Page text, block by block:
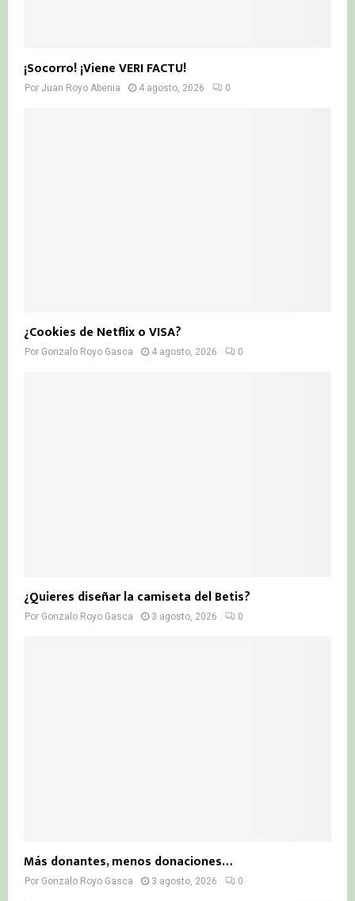
¡Socorro! ¡Viene VERI FACTU!
Por Juan Royo Abenia 4 agosto, 2026 0
¿Cookies de Netflix o VISA?
Por Gonzalo Royo Gasca 4 agosto, 2026 0
¿Quieres diseñar la camiseta del Betis?
Por Gonzalo Royo Gasca 3 agosto, 2026 0
Más donantes, menos donaciones…
Por Gonzalo Royo Gasca 3 agosto, 2026 0